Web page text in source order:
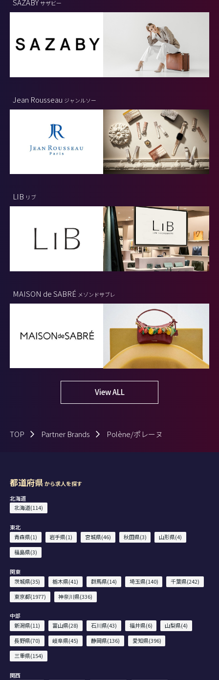
SAZABYサザビー
Jean Rousseau ジャンルソー
LIB リブ
MAISON de SABRÉ メゾンドサブレ
View ALL
TOP Partner Brands Polène/ポレーヌ
都道府県から求人を探す
北海道
北海道(114)
東北
青森県(1)
岩手県(1) 宮城県(46) 秋田県(3)
山形県(4)
福島県(3)
関東
茨城県(35)
栃木県(41) 群馬県(14) 埼玉県(140)
千葉県(242)
東京都(1977)
神奈川県(336)
中部
新潟県(11)
富山県(28) 石川県(43) 福井県(6)
山梨県(4)
長野県(70)
岐阜県(45) 静岡県(136)
愛知県(396)
三重県(154)
関西